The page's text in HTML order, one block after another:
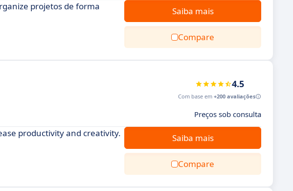
projetos de forma
Saiba mais
Compare
4.5
Com base em +200 avaliações
Preços sob consulta
productivity and creativity. Saiba mais
Compare